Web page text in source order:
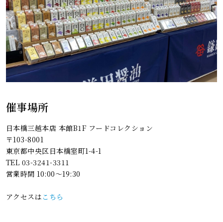
会社案内
お電話でのお問い合わせ・ご注文
0120-46-0306
催事場所
日本橋三越本店 本館B1F フードコレクション
〒103-8001
東京都中央区日本橋室町1-4-1
TEL 03-3241-3311
営業時間 10:00〜19:30
アクセスは こちら